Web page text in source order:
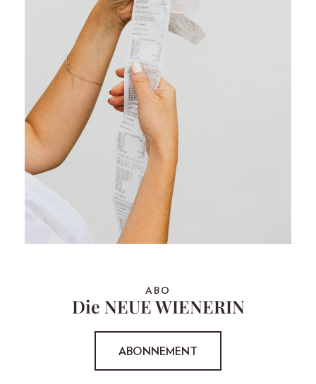
ABO
Die NEUE WIENERIN
ABONNEMENT